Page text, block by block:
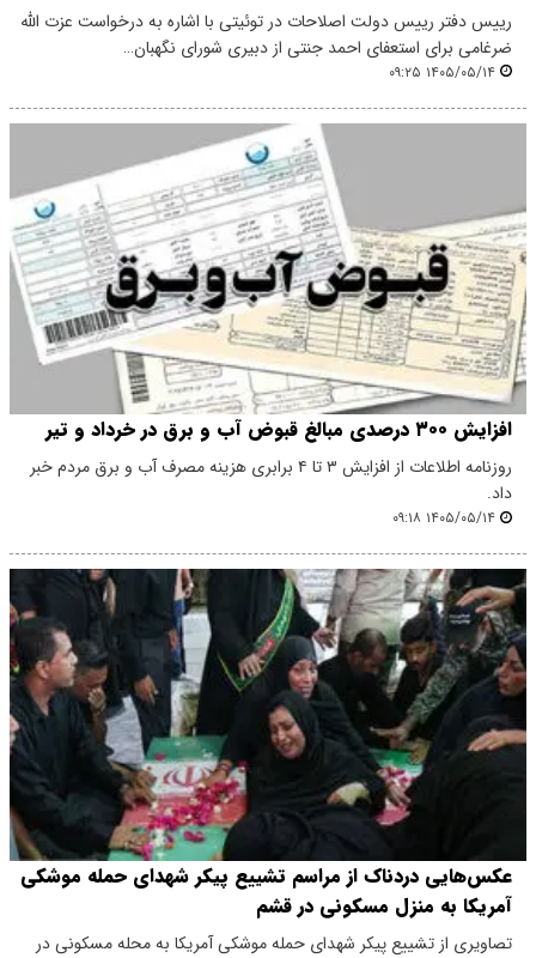
رییس دفتر رییس دولت اصلاحات در توئیتی با اشاره به درخواست عزت الله
ضرغامی برای استعفای احمد جنتی از دبیری شورای نگهبان…
۱۴۰۵/۰۵/۱۴ ۰۹:۲۵
افزایش ۳۰۰ درصدی مبالغ قبوض آب و برق در خرداد و تیر
روزنامه اطلاعات از افزایش ۳ تا ۴ برابری هزینه مصرف آب و برق مردم خبر
داد.
۱۴۰۵/۰۵/۱۴ ۰۹:۱۸
عکس‌هایی دردناک از مراسم تشییع پیکر شهدای حمله موشکی
آمریکا به منزل مسکونی در قشم
تصاویری از تشییع پیکر شهدای حمله موشکی آمریکا به محله مسکونی در